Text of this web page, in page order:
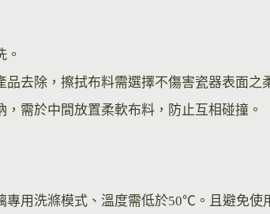
。
去除，擦拭布料需選擇不傷害瓷器表面之
需於中間放置柔軟布料，防止互相碰撞。
用洗滌模式、溫度需低於50℃。且避免使